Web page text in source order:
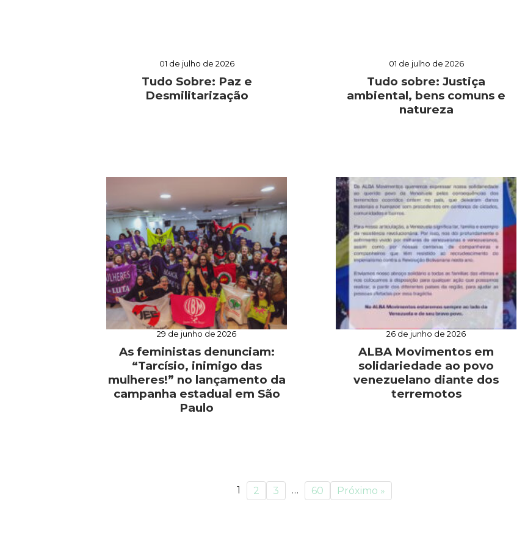
01 de julho de 2026
Tudo Sobre: Paz e
Desmilitarização
01 de julho de 2026
Tudo sobre: Justiça
ambiental, bens comuns e
natureza
29 de junho de 2026
As feministas denunciam:
“Tarcísio, inimigo das
mulheres!” no lançamento da
campanha estadual em São
Paulo
26 de junho de 2026
ALBA Movimentos em
solidariedade ao povo
venezuelano diante dos
terremotos
1 2 3 … 60 Próximo »